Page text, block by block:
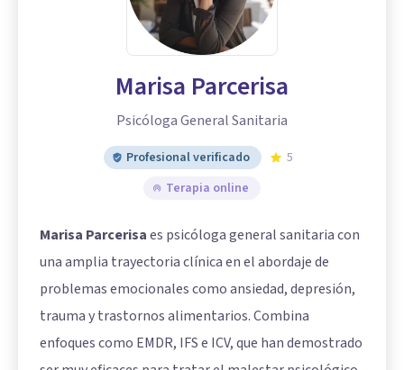
Marisa Parcerisa
Psicóloga General Sanitaria
Profesional verificado
5
Terapia online
Marisa Parcerisaes psicóloga general sanitaria con
una amplia trayectoria clínica en el abordaje de
problemas emocionales como ansiedad, depresión,
trauma y trastornos alimentarios. Combina
enfoques como EMDR, IFS e ICV, que han demostrado